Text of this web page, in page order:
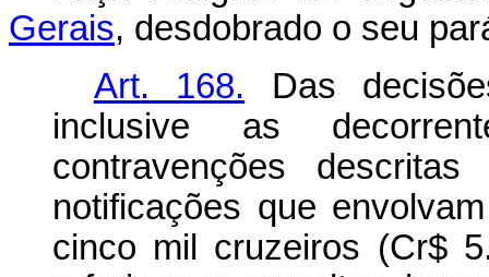
Gerais, desdobrado o seu
Art. 168. Das
inclusive as
contravenções
notificações que
cinco mil cruzeiros (Cr$